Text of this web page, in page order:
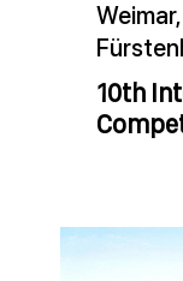
10th